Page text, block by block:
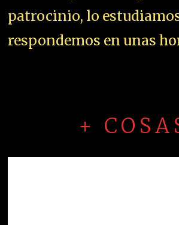
patrocinio, lo
respondemos en unas
+